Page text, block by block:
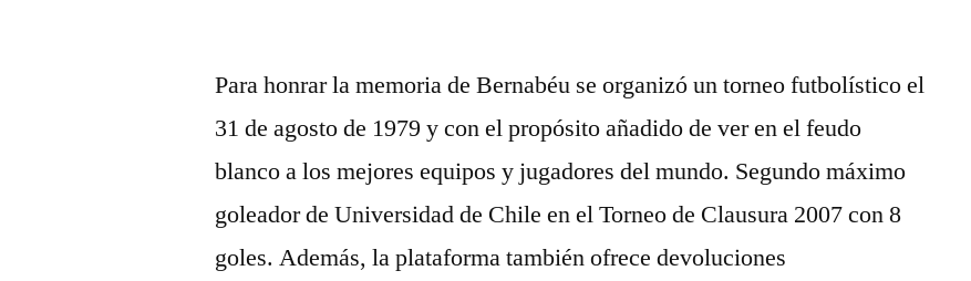
Para honrar la memoria de Bernabéu se organizó un torneo futbolístico el
31 de agosto de 1979 y con el propósito añadido de ver en el feudo
blanco a los mejores equipos y jugadores del mundo. Segundo máximo
goleador de Universidad de Chile en el Torneo de Clausura 2007 con 8
goles. Además, la plataforma también ofrece devoluciones